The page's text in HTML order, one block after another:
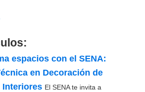
espacios con el SENA:
en Decoración de
Interiores El SENA te invita a